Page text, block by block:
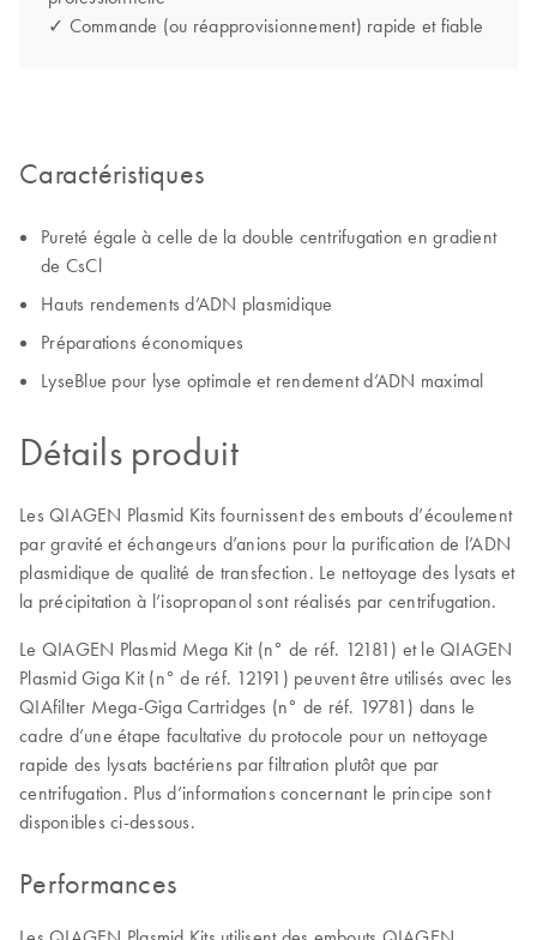
✓ Commande (ou réapprovisionnement) rapide et fiable
Caractéristiques
Pureté égale à celle de la double centrifugation en gradient
de CsCl
Hauts rendements d’ADN plasmidique
Préparations économiques
LyseBlue pour lyse optimale et rendement d’ADN maximal
Détails produit
Les QIAGEN Plasmid Kits fournissent des embouts d’écoulement
par gravité et échangeurs d’anions pour la purification de l’ADN
plasmidique de qualité de transfection. Le nettoyage des lysats et
la précipitation à l’isopropanol sont réalisés par centrifugation.
Le QIAGEN Plasmid Mega Kit (n° de réf. 12181) et le QIAGEN
Plasmid Giga Kit (n° de réf. 12191) peuvent être utilisés avec les
QIAfilter Mega-Giga Cartridges (n° de réf. 19781) dans le
cadre d’une étape facultative du protocole pour un nettoyage
rapide des lysats bactériens par filtration plutôt que par
centrifugation. Plus d’informations concernant le principe sont
disponibles ci-dessous.
Performances